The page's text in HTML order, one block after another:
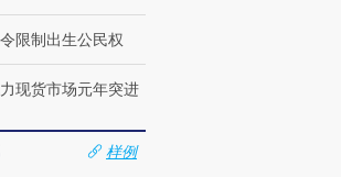
限制出生公民权
力现货市场元年突进
样例